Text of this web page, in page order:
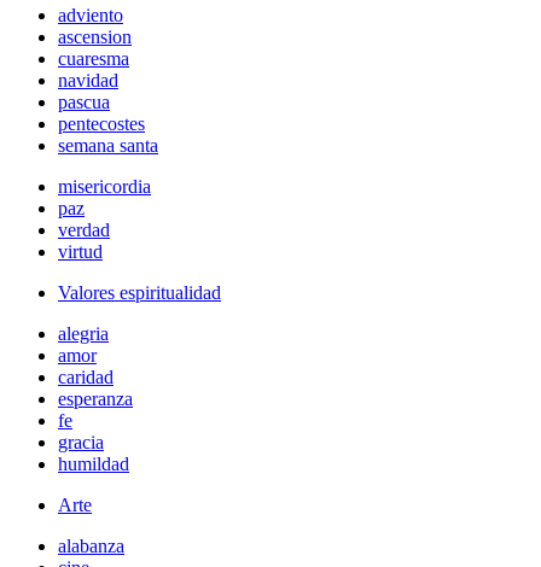
adviento
ascension
cuaresma
navidad
pascua
pentecostes
semana santa
misericordia
paz
verdad
virtud
Valores espiritualidad
alegria
amor
caridad
esperanza
fe
gracia
humildad
Arte
alabanza